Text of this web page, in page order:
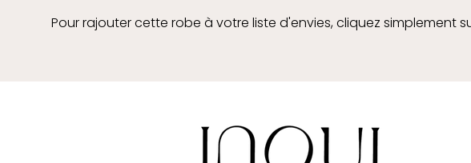
Pour rajouter cette robe à votre liste d'envies, cliquez simplement